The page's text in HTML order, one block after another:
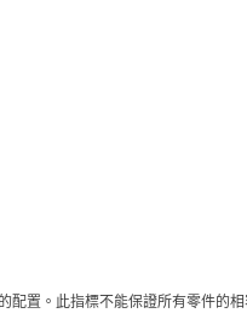
置。此指標不能保證所有零件的相